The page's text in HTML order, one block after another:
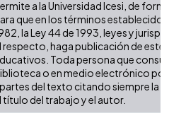
a la Universidad Icesi, de
que en los términos establecidos
la Ley 44 de 1993, leyes y
respecto, haga publicación de este
Toda persona que
o en medio electrónico
del texto citando siempre la
título del trabajo y el autor.